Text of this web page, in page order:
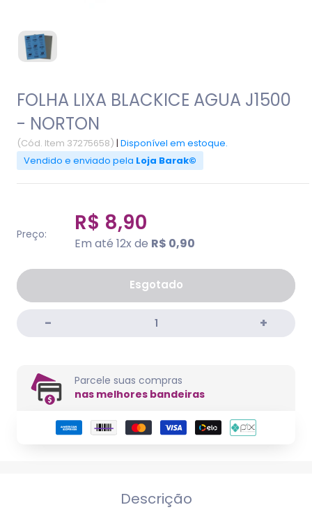
FOLHA LIXA BLACKICE AGUA J1500
- NORTON
(Cód. Item 37275658) | Disponível em estoque.
Vendido e enviado pela Loja Barak©
Preço: R$ 8,90
Em até 12x de R$ 0,90
Esgotado
Parcele suas compras
nas melhores bandeiras
Descrição